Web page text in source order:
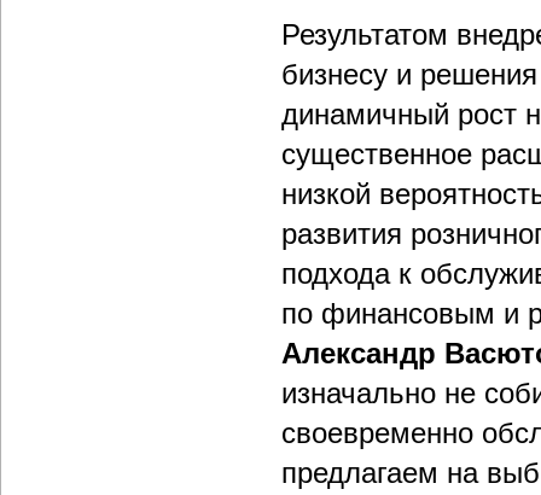
Результатом
бизнесу и
динамичный рост
существенное
низкой
развития
подхода к
по финансовым и
Александр
изначально не
своевременно
предлагаем на